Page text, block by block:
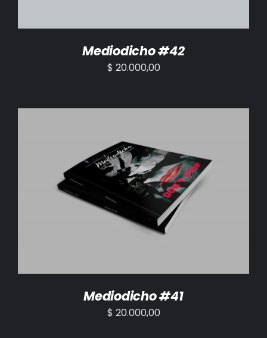
Mediodicho #42
$ 20.000,00
AÑADIR AL CARRITO / DETALLES
Mediodicho #41
$ 20.000,00